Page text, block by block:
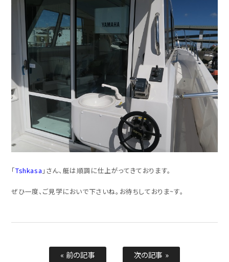
「Tshkasa 」さん、艇は順調に仕上がってきております。
ぜひ一度、ご見学においで下さいね。お待ちしておりま~す。
« 前の記事 次の記事 »